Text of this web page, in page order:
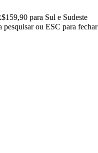
para Sul e Sudeste
pesquisar ou ESC para fechar